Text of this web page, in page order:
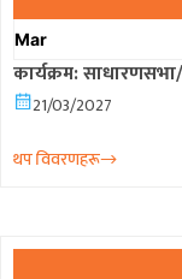
Mar
कार्यक्रम:
21/03/2027
थप विवरणहरू